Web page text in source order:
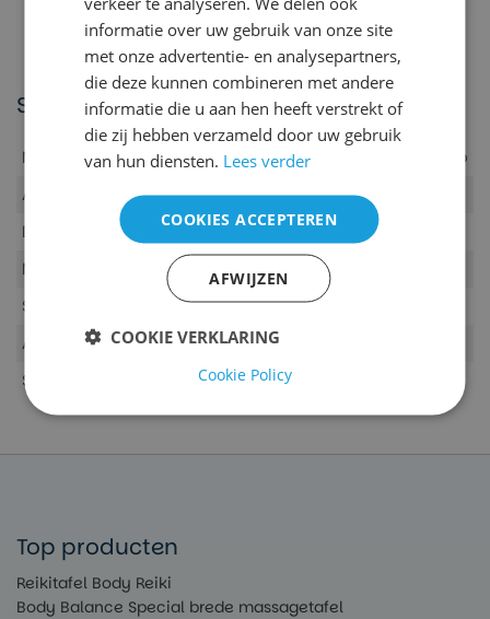
hartslagmeting middels handgrepen in het stuur
snelheidinstelling: 0.8-16km/u
handmatige berginstelling: 0-15%
Specificaties
Model:
Fitura CTX2 Sport Marathon Pro
Afmeting loopband:
46 x 135 cm
Draagvermogen:
175 kg
Motor:
3 PK
Snelheid:
0,8-16 km/u
Afmeting verpakking: 182 x 76,2 x 32 cm
Stroominvoer:
220V, 50/60HZ
Top producten
Reikitafel Body Reiki
Body Balance Special brede massagetafel
informatie over uw gebruik van onze site
met onze advertentie- en analysepartners,
die deze kunnen combineren met andere
informatie die u aan hen heeft verstrekt of
die zij hebben verzameld door uw gebruik
van hun diensten. Lees verder
COOKIES ACCEPTEREN
AFWIJZEN
COOKIE VERKLARING
Cookie Policy